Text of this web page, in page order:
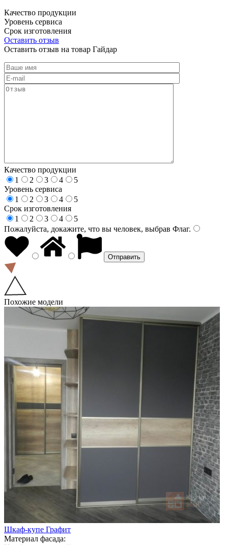
Качество продукции
Уровень сервиса
Срок изготовления
Оставить отзыв
Оставить отзыв на товар Гайдар
Качество продукции
1
2 3 4
5
Уровень сервиса
1
2 3 4
5
Срок изготовления
1
2 3 4
5
Пожалуйста, докажите, что вы человек, выбрав Флаг.
Похожие модели
Шкаф-купе Графит
Материал фасада: